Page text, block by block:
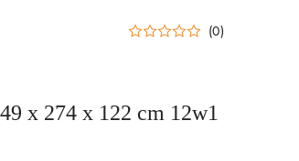
(0)
x 274 x 122 cm 12w1